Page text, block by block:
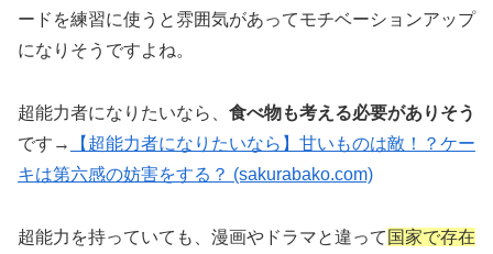
ードを練習に使うと雰囲気があってモチベーションアップ
になりそうですよね。
超能力者になりたいなら、 食べ物も考える必要がありそう
です→
【超能力者になりたいなら】甘いものは敵！？ケー
キは第六感の妨害をする？ (sakurabako.com)
超能力を持っていても、漫画やドラマと違って 国家で存在